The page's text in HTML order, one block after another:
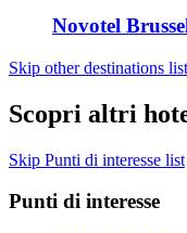
Novotel
Skip other destinations list
Scopri altri
Skip Punti di interesse list
Punti di interesse